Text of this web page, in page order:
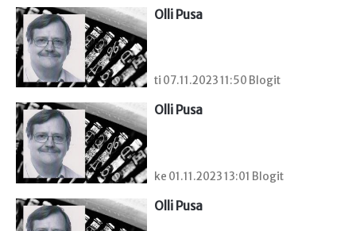
Olli Pusa
ti 07.11.2023 11:50 Blogit
Olli Pusa
ke 01.11.2023 13:01 Blogit
Olli Pusa